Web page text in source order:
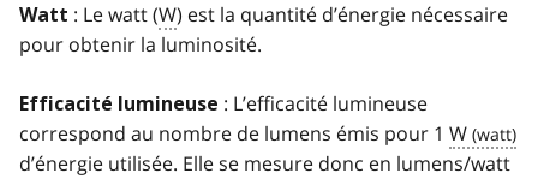
Watt : Le watt (W) est la quantité d’énergie nécessaire
pour obtenir la luminosité.
Efficacité lumineuse : L’efficacité lumineuse
correspond au nombre de lumens émis pour 1 W
d’énergie utilisée. Elle se mesure donc en lumens/watt